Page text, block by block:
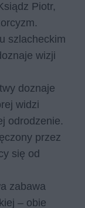
Piotr,
szlacheckim
wizji
doznaje
widzi
odrodzenie.
przez
się od
zabawa
– obie